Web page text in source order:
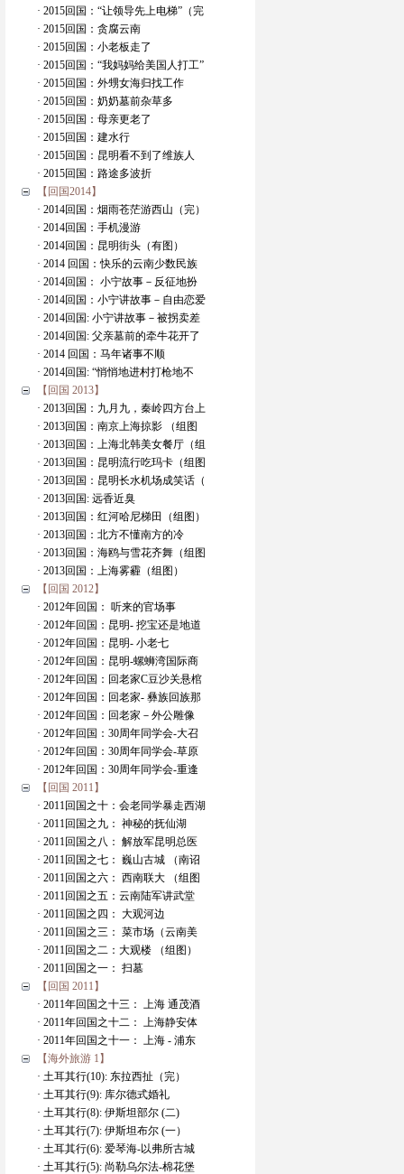
· 2015回国：“让领导先上电梯”（完
· 2015回国：贪腐云南
· 2015回国：小老板走了
· 2015回国：“我妈妈给美国人打工”
· 2015回国：外甥女海归找工作
· 2015回国：奶奶墓前杂草多
· 2015回国：母亲更老了
· 2015回国：建水行
· 2015回国：昆明看不到了维族人
· 2015回国：路途多波折
【回国2014】
· 2014回国：烟雨苍茫游西山（完）
· 2014回国：手机漫游
· 2014回国：昆明街头（有图）
· 2014 回国：快乐的云南少数民族
· 2014回国： 小宁故事－反征地扮
· 2014回国：小宁讲故事－自由恋爱
· 2014回国: 小宁讲故事－被拐卖差
· 2014回国: 父亲墓前的牵牛花开了
· 2014 回国：马年诸事不顺
· 2014回国: “悄悄地进村打枪地不
【回国 2013】
· 2013回国：九月九，秦岭四方台上
· 2013回国：南京上海掠影 （组图
· 2013回国：上海北韩美女餐厅（组
· 2013回国：昆明流行吃玛卡（组图
· 2013回国：昆明长水机场成笑话（
· 2013回国: 远香近臭
· 2013回国：红河哈尼梯田（组图）
· 2013回国：北方不懂南方的冷
· 2013回国：海鸥与雪花齐舞（组图
· 2013回国：上海雾霾（组图）
【回国 2012】
· 2012年回国： 听来的官场事
· 2012年回国：昆明- 挖宝还是地道
· 2012年回国：昆明- 小老七
· 2012年回国：昆明-螺蛳湾国际商
· 2012年回国：回老家C豆沙关悬棺
· 2012年回国：回老家- 彝族回族那
· 2012年回国：回老家－外公雕像
· 2012年回国：30周年同学会-大召
· 2012年回国：30周年同学会-草原
· 2012年回国：30周年同学会-重逢
【回国 2011】
· 2011回国之十：会老同学暴走西湖
· 2011回国之九： 神秘的抚仙湖
· 2011回国之八： 解放军昆明总医
· 2011回国之七： 巍山古城 （南诏
· 2011回国之六： 西南联大 （组图
· 2011回国之五：云南陆军讲武堂
· 2011回国之四： 大观河边
· 2011回国之三： 菜市场（云南美
· 2011回国之二：大观楼 （组图）
· 2011回国之一： 扫墓
【回国 2011】
· 2011年回国之十三： 上海 通茂酒
· 2011年回国之十二： 上海静安体
· 2011年回国之十一： 上海 - 浦东
【海外旅游 1】
· 土耳其行(10): 东拉西扯（完）
· 土耳其行(9): 库尔德式婚礼
· 土耳其行(8): 伊斯坦部尔 (二)
· 土耳其行(7): 伊斯坦布尔 (一）
· 土耳其行(6): 爱琴海-以弗所古城
· 土耳其行(5): 尚勒乌尔法-棉花堡